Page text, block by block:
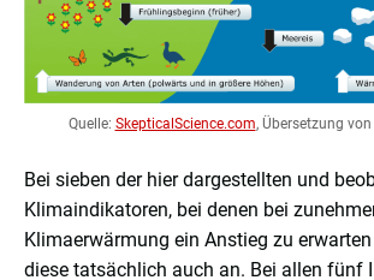
Quelle: SkepticalScience.com, Übersetzung von
Bei sieben der hier dargestellten und
Klimaindikatoren, bei denen bei
Klimaerwärmung ein Anstieg zu
diese tatsächlich auch an. Bei allen fünf